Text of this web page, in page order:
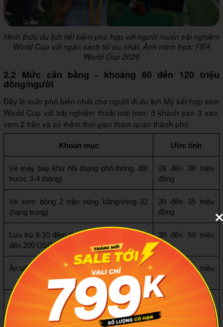
Hình thức du lịch tiết kiệm phù hợp với người muốn trải nghiệm
World Cup với ngân sách tối ưu nhất. Ảnh minh họa: FIFA
World Cup 2026
2.2 Mức cân bằng - khoảng 80 đến 120 triệu
đồng/người
Đây là mức phổ biến nhất cho người đi du lịch Mỹ kết hợp xem
World Cup với trải nghiệm thoải mái hơn: ở khách sạn 3 sao,
xem 2 trận và có thêm thời gian tham quan thành phố.
Khoản mục Ước tính
Vé máy bay khứ hồi (hạng phổ thông, đặt
trước 3-4 tháng)
28 đến 38 triệu
đồng
Vé xem bóng 2 trận vòng bảng/vòng 32
(hạng trung)
20 đến 35 triệu
đồng
Lưu trú 8-10 đêm (khách sạn 3 sao, ~150
đến 200 USD/đêm)
30 đến 50 triệu
đồng
Ăn uống + đi lại + tham quan
15 đến 20 triệu
đồng
Visa + bảo hiểm + chi phí khác
12 đến 15 triệu
đồng